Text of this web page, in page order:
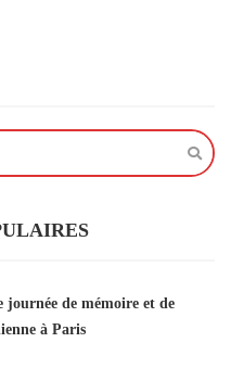
journée de mémoire et de
à Paris